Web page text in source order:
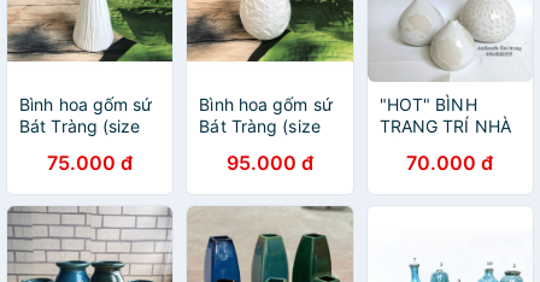
Bình hoa gốm sứ
Bát Tràng (size
75.000 đ
Bình hoa gốm sứ
Bát Tràng (size
95.000 đ
"HOT" BÌNH
TRANG TRÍ NHÀ
Sản phẩm xuất
âu - xưởng gốm
sứ Authentic Bát
70.000 đ